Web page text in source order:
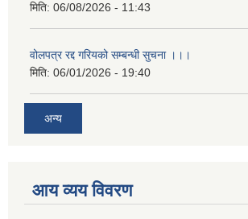
मिति: 06/08/2026 - 11:43
वोलपत्र रद्द गरियको सम्बन्धी सुचना ।।।
मिति: 06/01/2026 - 19:40
अन्य
आय व्यय विवरण